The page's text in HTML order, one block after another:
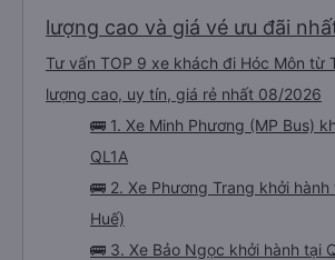
lượng cao và giá vé ưu đãi
Tư vấn TOP 9 xe khách đi Hóc Môn từ
lượng cao, uy tín, giá rẻ nhất 08/2026
🚌 1. Xe Minh Phương (MP Bus)
QL1A
🚌 2. Xe Phương Trang khởi
Huế)
🚌 3. Xe Bảo Ngọc khởi hành tại